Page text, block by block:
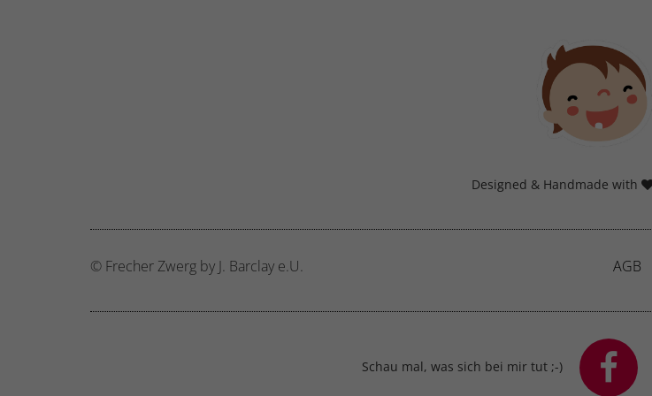
Designed & Handmade with
© Frecher Zwerg by J. Barclay e.U. AGB
Schau mal, was sich bei mir tut ;-)